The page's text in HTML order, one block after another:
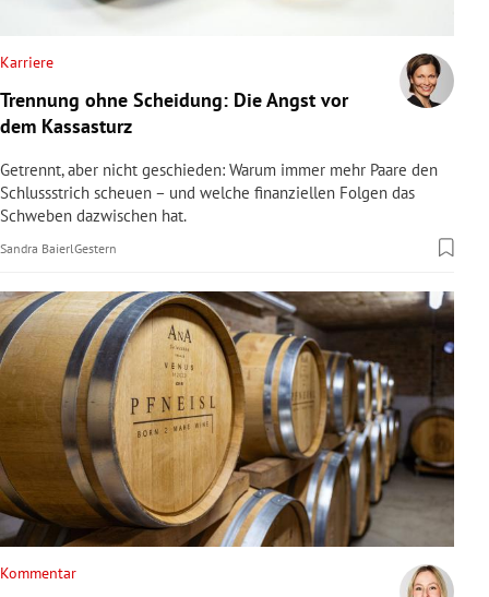
Untermenü
Untermenü
Untermenü
Untermenü
Untermenü
Untermenü
Untermenü
Karriere
Trennung ohne Scheidung: Die Angst vor
dem Kassasturz
Getrennt, aber nicht geschieden: Warum immer mehr Paare den
Schlussstrich scheuen – und welche finanziellen Folgen das
Schweben dazwischen hat.
Sandra BaierlGestern
Kommentar